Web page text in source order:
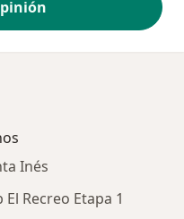
Inés
Recreo Etapa 1